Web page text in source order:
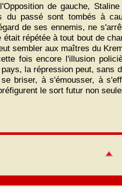
de gauche,
du passé sont tombés à
de ses ennemis, ne
répétée à tout bout de
sembler aux maîtres du
fois encore l'illusion
la répression peut,
briser, à s'émousser, à
le sort futur non